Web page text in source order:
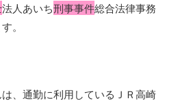
法人あいち刑事事件総合法律事務
。
、通勤に利用しているＪＲ高崎